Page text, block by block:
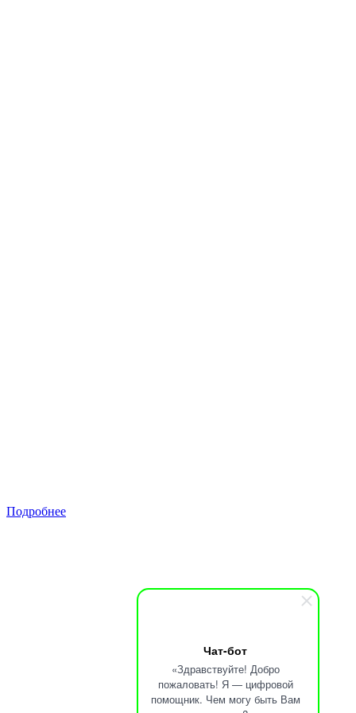
Чат-бот
«Здравствуйте! Добро
пожаловать! Я — цифровой
помощник. Чем могу быть Вам